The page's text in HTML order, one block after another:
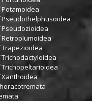
Potamoidea
Pseudothelphusoidea
Pseudozioidea
Retroplumoidea
Trapezioidea
Trichodactyloidea
Trichopeltarioidea
Xanthoidea